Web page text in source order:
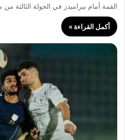
القمة أمام بيراميدز في الجولة الثالثة من
أكمل القراءة »